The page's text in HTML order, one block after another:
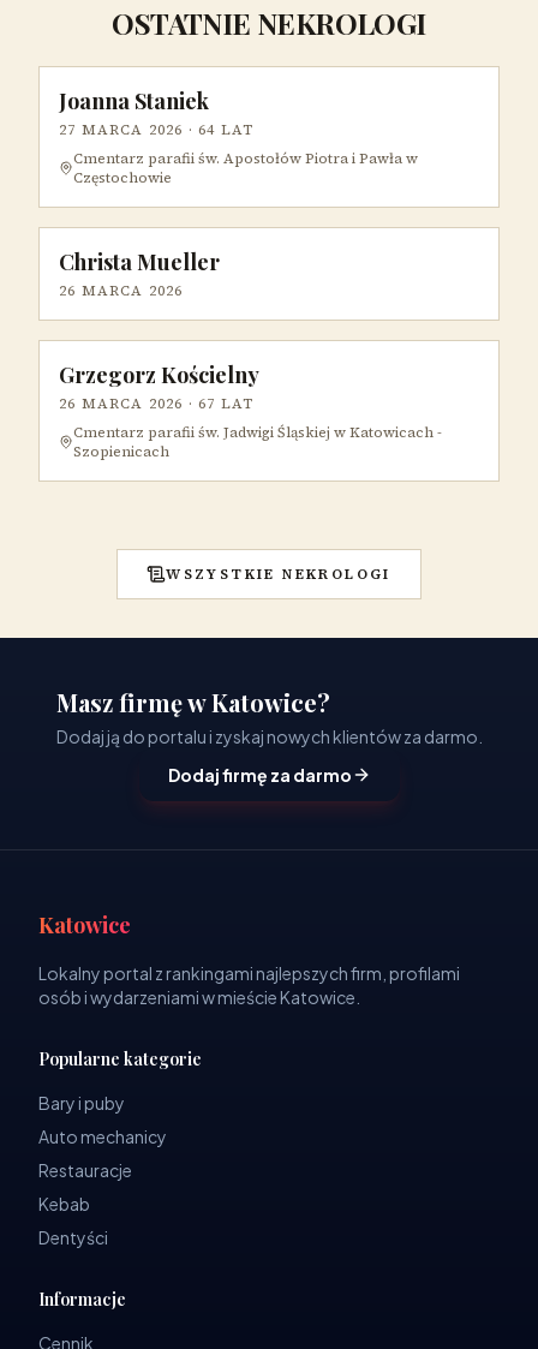
OSTATNIE NEKROLOGI
Joanna Staniek
27 MARCA 2026 · 64 LAT
Cmentarz parafii św. Apostołów Piotra i Pawła w
Częstochowie
Christa Mueller
26 MARCA 2026
Grzegorz Kościelny
26 MARCA 2026 · 67 LAT
Cmentarz parafii św. Jadwigi Śląskiej w Katowicach -
Szopienicach
WSZYSTKIE NEKROLOGI
Masz firmę w Katowice?
Dodaj ją do portalu i zyskaj nowych klientów za darmo.
Dodaj firmę za darmo
Katowice
Lokalny portal z rankingami najlepszych firm, profilami
osób i wydarzeniami w mieście Katowice.
Popularne kategorie
Bary i puby
Auto mechanicy
Restauracje
Kebab
Dentyści
Informacje
Cennik